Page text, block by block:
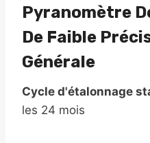
Pyranomètre
De Faible
Générale
Cycle d'étalonnage
les 24 mois